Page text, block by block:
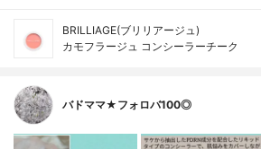
BRILLIAGE(ブリリアージュ)
カモフラージュ コンシーラーチーク
バドママ★フォロバ100◎